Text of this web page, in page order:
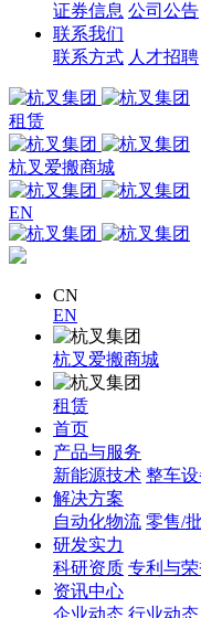
证券信息 公司公告
联系我们
联系方式 人才招聘
租赁
杭叉爱搬商城
EN
CN
EN
杭叉爱搬商城
租赁
首页
产品与服务
新能源技术 整车
解决方案
自动化物流 零售/
研发实力
科研资质 专利与
资讯中心
企业动态 行业动态